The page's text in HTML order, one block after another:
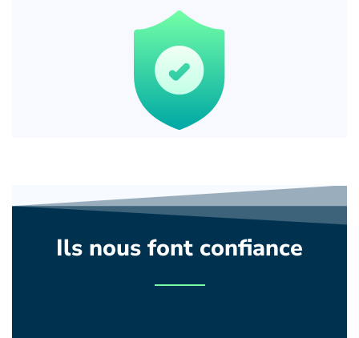
Ils nous font confiance